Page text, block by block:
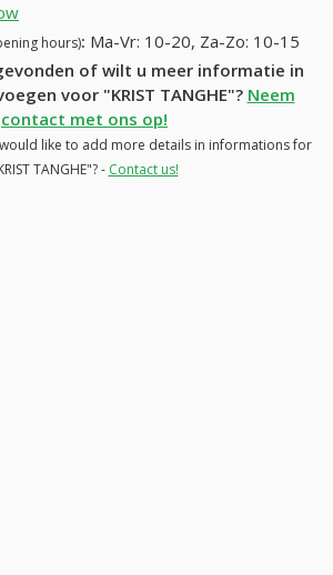
hours): Ma-Vr: 10-20, Za-Zo: 10-15
of wilt u meer informatie in
voor "KRIST TANGHE"? Neem
contact met ons op!
like to add more details in informations for
TANGHE"? - Contact us!